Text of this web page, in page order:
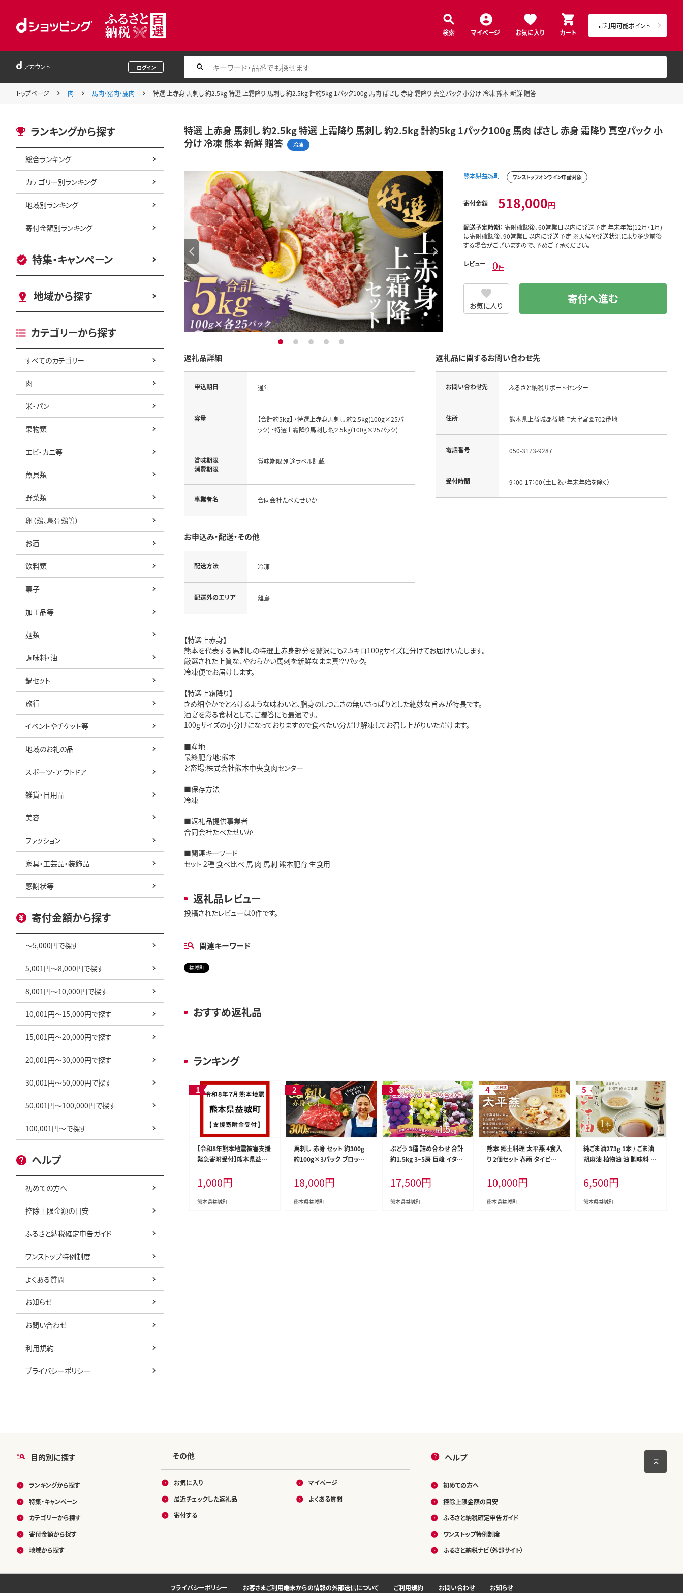
検索 マイページ お気に入り カート
ご利用可能ポイント
アカウント ログイン
トップページ 肉 馬肉・猪肉・鹿肉 特選 上赤身 馬刺し 約2.5kg 特選 上霜降り 馬刺し 約2.5kg 計約5kg 1パック100g 馬肉 ばさし 赤身 霜降り 真空パック 小分け 冷凍 熊本 新鮮 贈答
ランキングから探す
総合ランキング
カテゴリー別ランキング
地域別ランキング
寄付金額別ランキング
特集・キャンペーン
地域から探す
カテゴリーから探す
すべてのカテゴリー
肉
米・パン
果物類
エビ・カニ等
魚貝類
野菜類
卵（鶏、烏骨鶏等）
お酒
飲料類
菓子
加工品等
麺類
調味料・油
鍋セット
旅行
イベントやチケット等
地域のお礼の品
スポーツ・アウトドア
雑貨・日用品
美容
ファッション
家具・工芸品・装飾品
感謝状等
寄付金額から探す
～5,000円で探す
5,001円～8,000円で探す
8,001円～10,000円で探す
10,001円～15,000円で探す
15,001円～20,000円で探す
20,001円～30,000円で探す
30,001円～50,000円で探す
50,001円～100,000円で探す
100,001円～で探す
ヘルプ
初めての方へ
控除上限金額の目安
ふるさと納税確定申告ガイド
ワンストップ特例制度
よくある質問
お知らせ
お問い合わせ
利用規約
プライバシーポリシー
特選 上赤身 馬刺し 約2.5kg 特選 上霜降り 馬刺し 約2.5kg 計約5kg 1パック100g 馬肉 ばさし 赤身 霜降り 真空パック 小
分け 冷凍 熊本 新鮮 贈答
冷凍
1 2 3 4 5
熊本県益城町 ワンストップオンライン申請対象
寄付金額 518,000円
配送予定時期： 寄附確認後、60営業日以内に発送予定 年末年始(12月・1月)
は寄附確認後、90営業日以内に発送予定 ※天候や発送状況により多少前後
する場合がございますので、予めご了承ください。
レビュー 0件
お気に入り 寄付へ進む
返礼品詳細
申込期日 通年
容量
【合計約5kg】 ・特選上赤身馬刺し:約2.5kg(100g×25パ
ック) ・特選上霜降り馬刺し:約2.5kg(100g×25パック)
賞味期限
消費期限
賞味期限:別途ラベル記載
事業者名 合同会社たべたせいか
お申込み・配送・その他
配送方法 冷凍
配送外のエリア 離島
返礼品に関するお問い合わせ先
お問い合わせ先 ふるさと納税サポートセンター
住所 熊本県上益城郡益城町大字宮園702番地
電話番号 050-3173-9287
受付時間 9：00-17：00（土日祝・年末年始を除く）
【特選上赤身】
熊本を代表する馬刺しの特選上赤身部分を贅沢にも2.5キロ100gサイズに分けてお届けいたします。
厳選された上質な、やわらかい馬刺を新鮮なまま真空パック。
冷凍便でお届けします。
【特選上霜降り】
きめ細やかでとろけるような味わいと、脂身のしつこさの無いさっぱりとした絶妙な旨みが特長です。
酒宴を彩る食材として、ご贈答にも最適です。
100gサイズの小分けになっておりますので食べたい分だけ解凍してお召し上がりいただけます。
■産地
最終肥育地:熊本
と畜場:株式会社熊本中央食肉センター
■保存方法
冷凍
■返礼品提供事業者
合同会社たべたせいか
■関連キーワード
セット 2種 食べ比べ 馬 肉 馬刺 熊本肥育 生食用
返礼品レビュー
投稿されたレビューは0件です。
関連キーワード
益城町
おすすめ返礼品
ランキング
【令和8年熊本地震被害支援
緊急寄附受付】熊本県益城
はありません）
1,000円
熊本県益城町
馬刺し 赤身 セット 約300g
約100g×3パック ブロック
18,000円
熊本県益城町
ぶどう 3種 詰め合わせ 合計
約1.5kg 3~5房 巨峰 イタリ
月上旬~9月下旬順次発送予
17,500円
熊本県益城町
熊本 郷土料理 太平燕 4食入
り 2個セット 春雨 タイピー
10,000円
熊本県益城町
純ごま油273g 1本 / ごま油
胡麻油 植物油 油 調味料 10
6,500円
熊本県益城町
目的別に探す
ランキングから探す
特集・キャンペーン
カテゴリーから探す
寄付金額から探す
地域から探す
その他
お気に入り
最近チェックした返礼品
寄付する
マイページ
よくある質問
ヘルプ
初めての方へ
控除上限金額の目安
ふるさと納税確定申告ガイド
ワンストップ特例制度
ふるさと納税ナビ（外部サイト）
プライバシーポリシー お客さまご利用端末からの情報の外部送信について ご利用規約 お問い合わせ お知らせ